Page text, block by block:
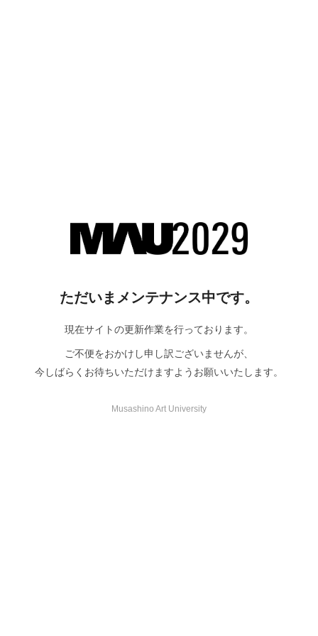
ただいまメンテナンス中です。
現在サイトの更新作業を行っております。
ご不便をおかけし申し訳ございませんが、
今しばらくお待ちいただけますようお願いいたします。
Musashino Art University